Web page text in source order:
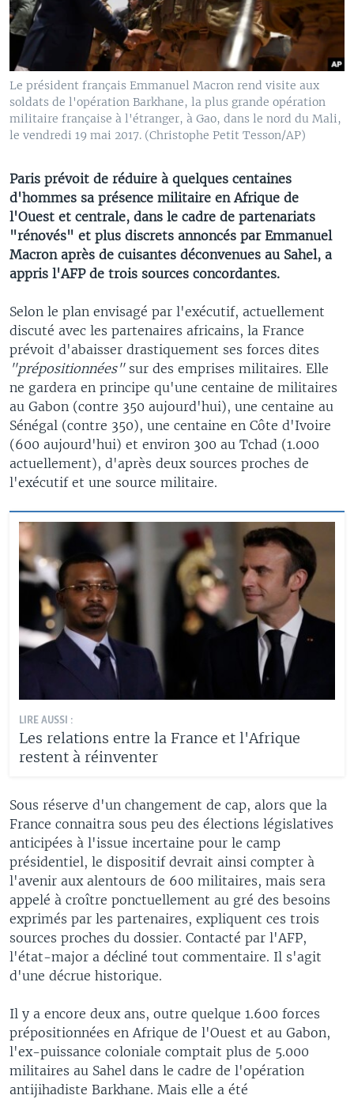
Le président français Emmanuel Macron rend visite aux
soldats de l'opération Barkhane, la plus grande opération
militaire française à l'étranger, à Gao, dans le nord du Mali,
le vendredi 19 mai 2017. (Christophe Petit Tesson/AP)
Paris prévoit de réduire à quelques centaines
d'hommes sa présence militaire en Afrique de
l'Ouest et centrale, dans le cadre de partenariats
"rénovés" et plus discrets annoncés par Emmanuel
Macron après de cuisantes déconvenues au Sahel, a
appris l'AFP de trois sources concordantes.
Selon le plan envisagé par l'exécutif, actuellement
discuté avec les partenaires africains, la France
prévoit d'abaisser drastiquement ses forces dites
"prépositionnées" sur des emprises militaires. Elle
ne gardera en principe qu'une centaine de militaires
au Gabon (contre 350 aujourd'hui), une centaine au
Sénégal (contre 350), une centaine en Côte d'Ivoire
(600 aujourd'hui) et environ 300 au Tchad (1.000
actuellement), d'après deux sources proches de
l'exécutif et une source militaire.
LIRE AUSSI :
Les relations entre la France et l'Afrique
restent à réinventer
Sous réserve d'un changement de cap, alors que la
France connaitra sous peu des élections législatives
anticipées à l'issue incertaine pour le camp
présidentiel, le dispositif devrait ainsi compter à
l'avenir aux alentours de 600 militaires, mais sera
appelé à croître ponctuellement au gré des besoins
exprimés par les partenaires, expliquent ces trois
sources proches du dossier. Contacté par l'AFP,
l'état-major a décliné tout commentaire. Il s'agit
d'une décrue historique.
Il y a encore deux ans, outre quelque 1.600 forces
prépositionnées en Afrique de l'Ouest et au Gabon,
l'ex-puissance coloniale comptait plus de 5.000
militaires au Sahel dans le cadre de l'opération
antijihadiste Barkhane. Mais elle a été